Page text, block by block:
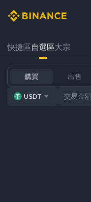
快捷區自選區大宗
購買 出售
USDT